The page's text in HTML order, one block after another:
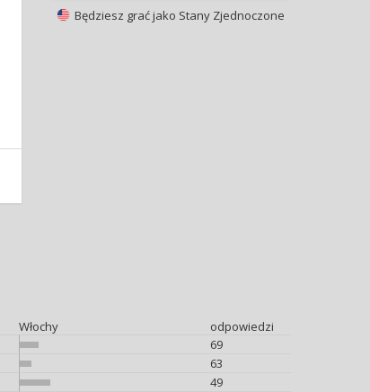
Będziesz grać jako Stany Zjednoczone
Włochy
odpowiedzi
69
63
49